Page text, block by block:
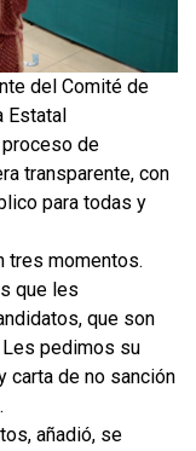
del Comité de
Estatal
proceso de
transparente, con
para todas y
tres momentos.
que les
que son
pedimos su
carta de no sanción
añadió, se